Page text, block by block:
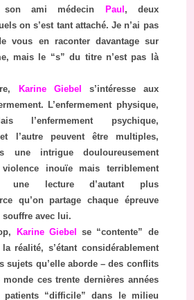
son ami médecin
Paul , deux
on s’est tant attaché. Je n’ai pas
vous en raconter davantage sur
mais le “s” du titre n’est pas là
Karine Giebel
s’intéresse aux
L’enfermement physique,
l’enfermement psychique,
l’autre peuvent être multiples,
une intrigue douloureusement
violence inouïe mais terriblement
une lecture d’autant plus
qu’on partage chaque épreuve
souffre avec lui.
Karine Giebel
se “contente” de
réalité, s’étant considérablement
sujets qu’elle aborde – des conflits
ces trente dernières années
patients “difficile” dans le milieu